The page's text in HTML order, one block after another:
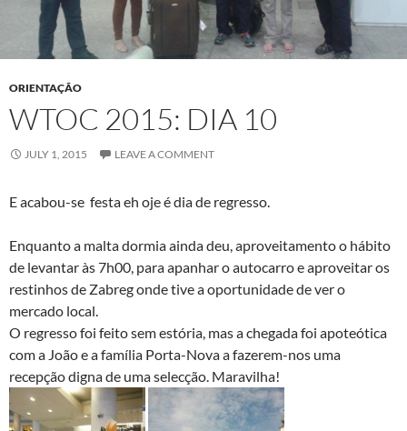
ORIENTAÇÃO
WTOC 2015: DIA 10
JULY 1, 2015 LEAVE A COMMENT
E acabou-se festa eh oje é dia de regresso.
Enquanto a malta dormia ainda deu, aproveitamento o hábito
de levantar às 7h00, para apanhar o autocarro e aproveitar os
restinhos de Zabreg onde tive a oportunidade de ver o
mercado local.
O regresso foi feito sem estória, mas a chegada foi apoteótica
com a João e a família Porta-Nova a fazerem-nos uma
recepção digna de uma selecção. Maravilha!